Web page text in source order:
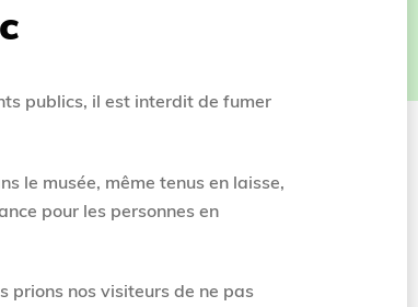
publics, il est interdit de fumer
le musée, même tenus en laisse,
pour les personnes en
prions nos visiteurs de ne pas